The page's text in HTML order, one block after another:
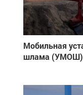
Мобильная
шлама (УМОШ)